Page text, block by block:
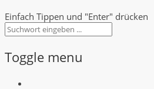
Einfach Tippen und "Enter" drücken
Toggle menu
Skip